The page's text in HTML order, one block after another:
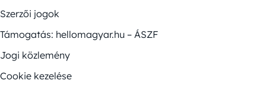
Szerzői jogok
Támogatás: hellomagyar.hu – ÁSZF
Jogi közlemény
Cookie kezelése